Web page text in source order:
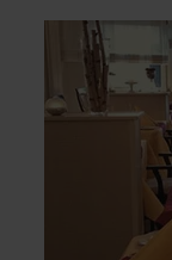
about:
Restaurant
Rosenflora